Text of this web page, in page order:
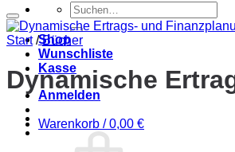
Suchen
nach:
Shop
Wunschliste
Kasse
Anmelden
Warenkorb /0,00 €
Start / Bücher
Dynamische